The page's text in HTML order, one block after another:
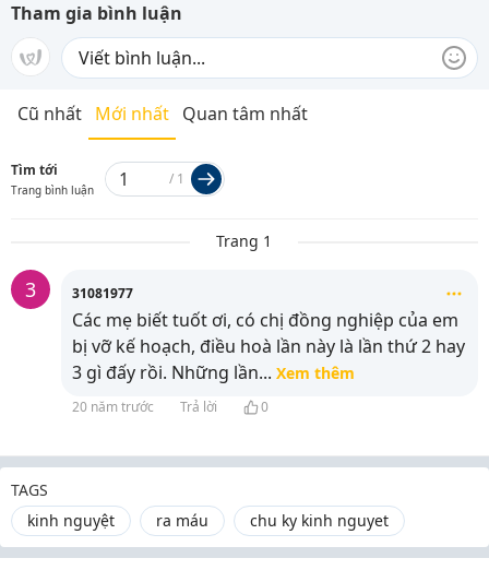
Tham gia bình luận
Cũ nhất Mới nhất Quan tâm nhất
Tìm tới
Trang bình luận
/ 1
Trang 1
3 31081977
Các mẹ biết tuốt ơi, có chị đồng nghiệp của em
bị vỡ kế hoạch, điều hoà lần này là lần thứ 2 hay
3 gì đấy rồi. Những lần... Xem thêm
20 năm trước Trả lời 0
TAGS
kinh nguyệt
ra máu chu ky kinh nguyet